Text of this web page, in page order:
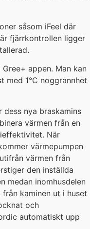
såsom iFeel där
fjärrkontrollen ligger
appen. Man kan
med 1°C noggrannhet
dess nya braskamins
värmen från en
När
värmepumpen
värmen från
den inställda
medan inomhusdelen
kaminen ut i huset
och
automatiskt upp